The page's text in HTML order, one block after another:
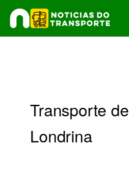
para
o
Transporte de
Londrina